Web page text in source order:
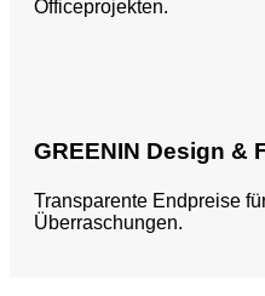
Officeprojekten.
GREENIN Design &
Transparente Endpreise
Überraschungen.